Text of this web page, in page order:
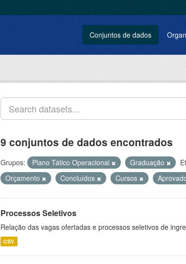
Conjuntos de dados
9 conjuntos de dados encontrados
Grupos: Plano Tático Operacional Graduação
Orçamento
Concluídos Cursos
Processos Seletivos
Relação das vagas ofertadas e processos seletivos de
CSV